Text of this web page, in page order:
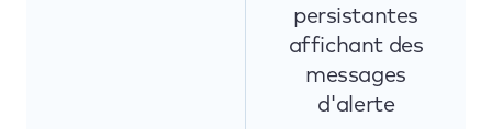
persistantes
affichant des
messages
d'alerte